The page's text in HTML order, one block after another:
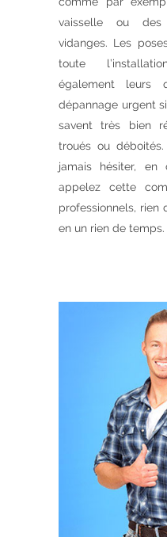
vaisselle ou
vidanges. Les
toute
également leurs
dépannage urgent
savent très bien
troués ou
jamais hésiter,
appelez cette
professionnels,
en un rien de temps.